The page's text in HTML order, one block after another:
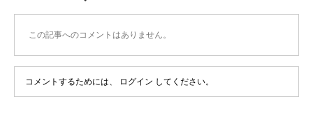
この記事へのコメントはありません。
コメントするためには、 ログイン してください。